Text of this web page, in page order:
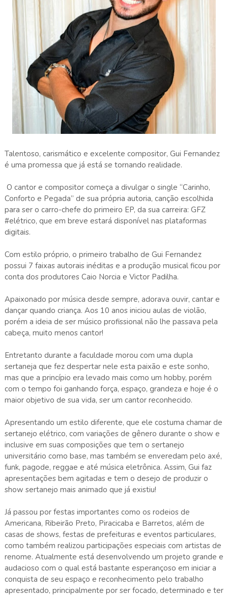
Talentoso, carismático e excelente compositor, Gui Fernandez
é uma promessa que já está se tornando realidade.
O cantor e compositor começa a divulgar o single “Carinho,
Conforto e Pegada” de sua própria autoria, canção escolhida
para ser o carro-chefe do primeiro EP, da sua carreira: GFZ
#elétrico, que em breve estará disponível nas plataformas
digitais.
Com estilo próprio, o primeiro trabalho de Gui Fernandez
possui 7 faixas autorais inéditas e a produção musical ficou por
conta dos produtores Caio Norcia e Victor Padilha.
Apaixonado por música desde sempre, adorava ouvir, cantar e
dançar quando criança. Aos 10 anos iniciou aulas de violão,
porém a ideia de ser músico profissional não lhe passava pela
cabeça, muito menos cantor!
Entretanto durante a faculdade morou com uma dupla
sertaneja que fez despertar nele esta paixão e este sonho,
mas que a princípio era levado mais como um hobby, porém
com o tempo foi ganhando força, espaço, grandeza e hoje é o
maior objetivo de sua vida, ser um cantor reconhecido.
Apresentando um estilo diferente, que ele costuma chamar de
sertanejo elétrico, com variações de gênero durante o show e
inclusive em suas composições que tem o sertanejo
universitário como base, mas também se enveredam pelo axé,
funk, pagode, reggae e até música eletrônica. Assim, Gui faz
apresentações bem agitadas e tem o desejo de produzir o
show sertanejo mais animado que já existiu!
Já passou por festas importantes como os rodeios de
Americana, Ribeirão Preto, Piracicaba e Barretos, além de
casas de shows, festas de prefeituras e eventos particulares,
como também realizou participações especiais com artistas de
renome. Atualmente está desenvolvendo um projeto grande e
audacioso com o qual está bastante esperançoso em iniciar a
conquista de seu espaço e reconhecimento pelo trabalho
apresentado, principalmente por ser focado, determinado e ter